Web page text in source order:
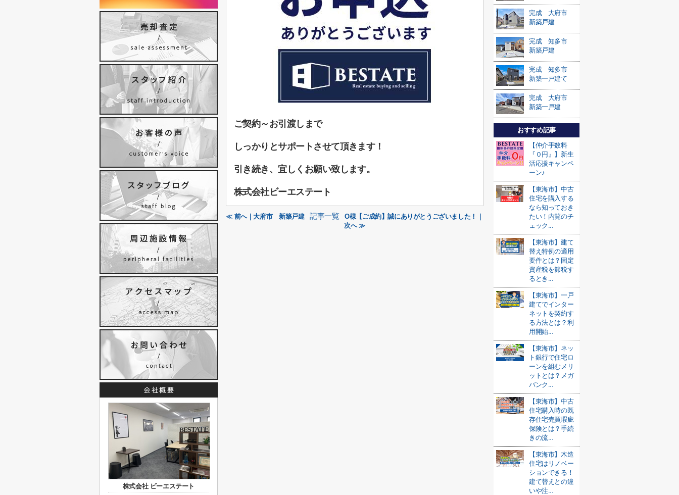
ご契約～お引渡しまで
しっかりとサポートさせて頂きます！
引き続き、宜しくお願い致します。
株式会社ビーエステート
≪ 前へ｜大府市 新築戸建 記事一覧
O様【ご成約】誠にありがとうございました！｜
次へ ≫
完成 大府市
新築戸建
完成 知多市
新築戸建
完成 知多市
新築一戸建て
完成 大府市
新築一戸建
おすすめ記事
【仲介手数料
『０円』】新生
活応援キャンペ
ーン♪
【東海市】中古
住宅を購入する
なら知っておき
たい！内覧のチ
ェック...
【東海市】建て
替え特例の適用
要件とは？固定
資産税を節税す
るとき...
【東海市】一戸
建てでインター
ネットを契約す
る方法とは？利
用開始...
【東海市】ネッ
ト銀行で住宅ロ
ーンを組むメリ
ットとは？メガ
バンク...
【東海市】中古
住宅購入時の既
存住宅売買瑕疵
保険とは？手続
きの流...
【東海市】木造
住宅はリノベー
ションできる！
建て替えとの違
いや注...
株式会社 ビーエステート